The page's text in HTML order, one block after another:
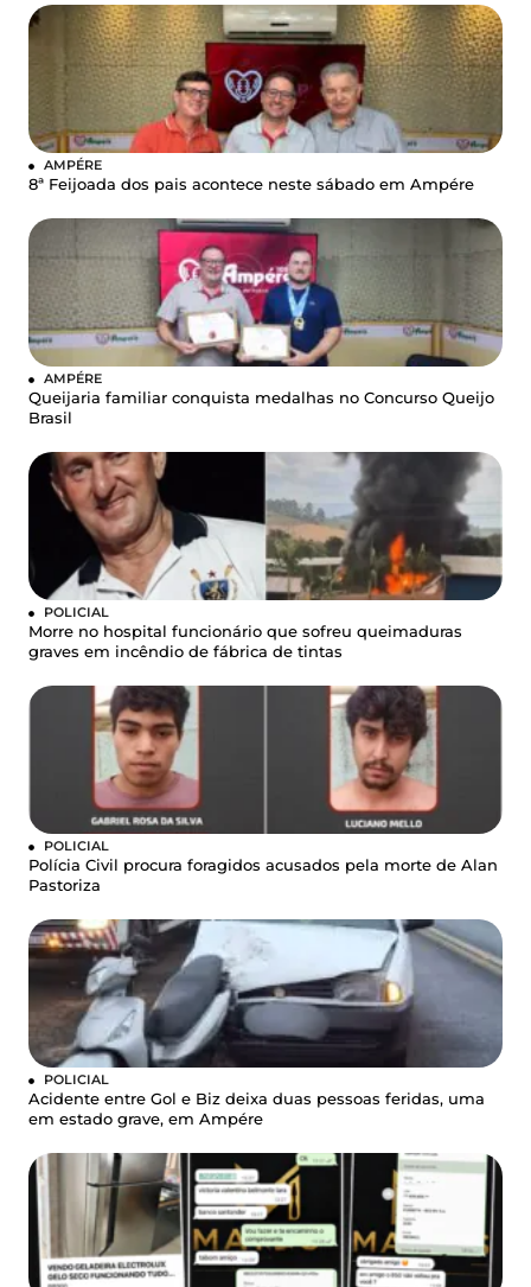
AMPÉRE
8ª Feijoada dos pais acontece neste sábado em Ampére
AMPÉRE
Queijaria familiar conquista medalhas no Concurso Queijo
Brasil
POLICIAL
Morre no hospital funcionário que sofreu queimaduras
graves em incêndio de fábrica de tintas
POLICIAL
Polícia Civil procura foragidos acusados pela morte de Alan
Pastoriza
POLICIAL
Acidente entre Gol e Biz deixa duas pessoas feridas, uma
em estado grave, em Ampére